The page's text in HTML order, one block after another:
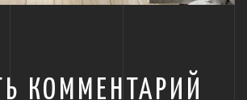
КОММЕНТАРИЙ